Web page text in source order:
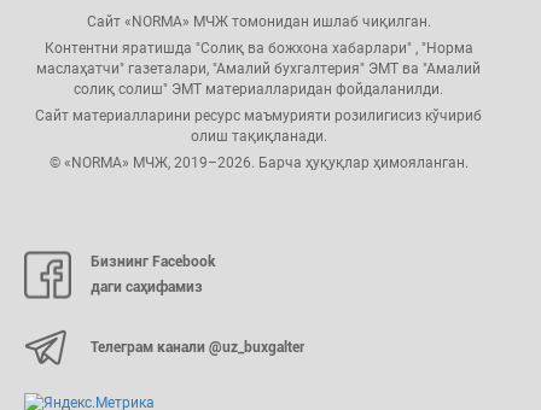
Сайт «NORMA» МЧЖ томонидан ишлаб чиқилган.
Контентни яратишда "Солиқ ва божхона хабарлари" , "Норма
маслаҳатчи" газеталари, "Амалий бухгалтерия" ЭМТ ва "Амалий
солиқ солиш" ЭМТ материалларидан фойдаланилди.
Сайт материалларини ресурс маъмурияти розилигисиз кўчириб
олиш тақиқланади.
© «NORMA» МЧЖ, 2019–2026. Барча ҳуқуқлар ҳимояланган.
Бизнинг Facebook
даги саҳифамиз
Телеграм канали @uz_buxgalter